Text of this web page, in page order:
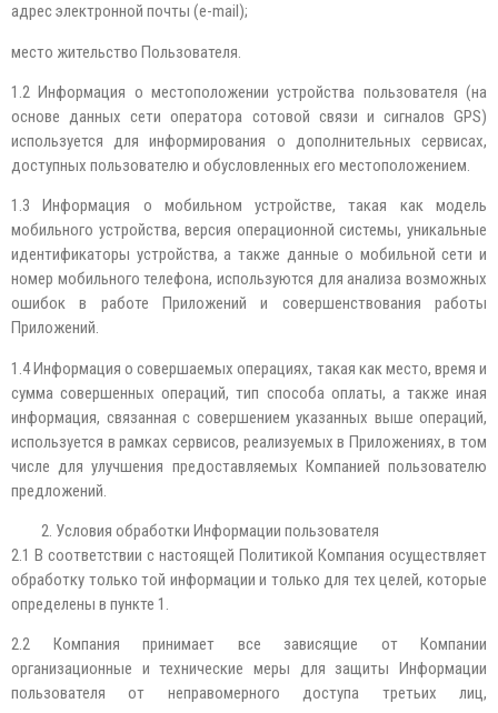
адрес электронной почты (e-mail);
место жительство Пользователя.
1.2 Информация о местоположении устройства пользователя (на
основе данных сети оператора сотовой связи и сигналов GPS)
используется для информирования о дополнительных сервисах,
доступных пользователю и обусловленных его местоположением.
1.3 Информация о мобильном устройстве, такая как модель
мобильного устройства, версия операционной системы, уникальные
идентификаторы устройства, а также данные о мобильной сети и
номер мобильного телефона, используются для анализа возможных
ошибок в работе Приложений и совершенствования работы
Приложений.
1.4 Информация о совершаемых операциях, такая как место, время и
сумма совершенных операций, тип способа оплаты, а также иная
информация, связанная с совершением указанных выше операций,
используется в рамках сервисов, реализуемых в Приложениях, в том
числе для улучшения предоставляемых Компанией пользователю
предложений.
Условия обработки Информации пользователя
2.1 В соответствии с настоящей Политикой Компания осуществляет
обработку только той информации и только для тех целей, которые
определены в пункте 1.
2.2 Компания принимает все зависящие от Компании
организационные и технические меры для защиты Информации
пользователя от неправомерного доступа третьих лиц,